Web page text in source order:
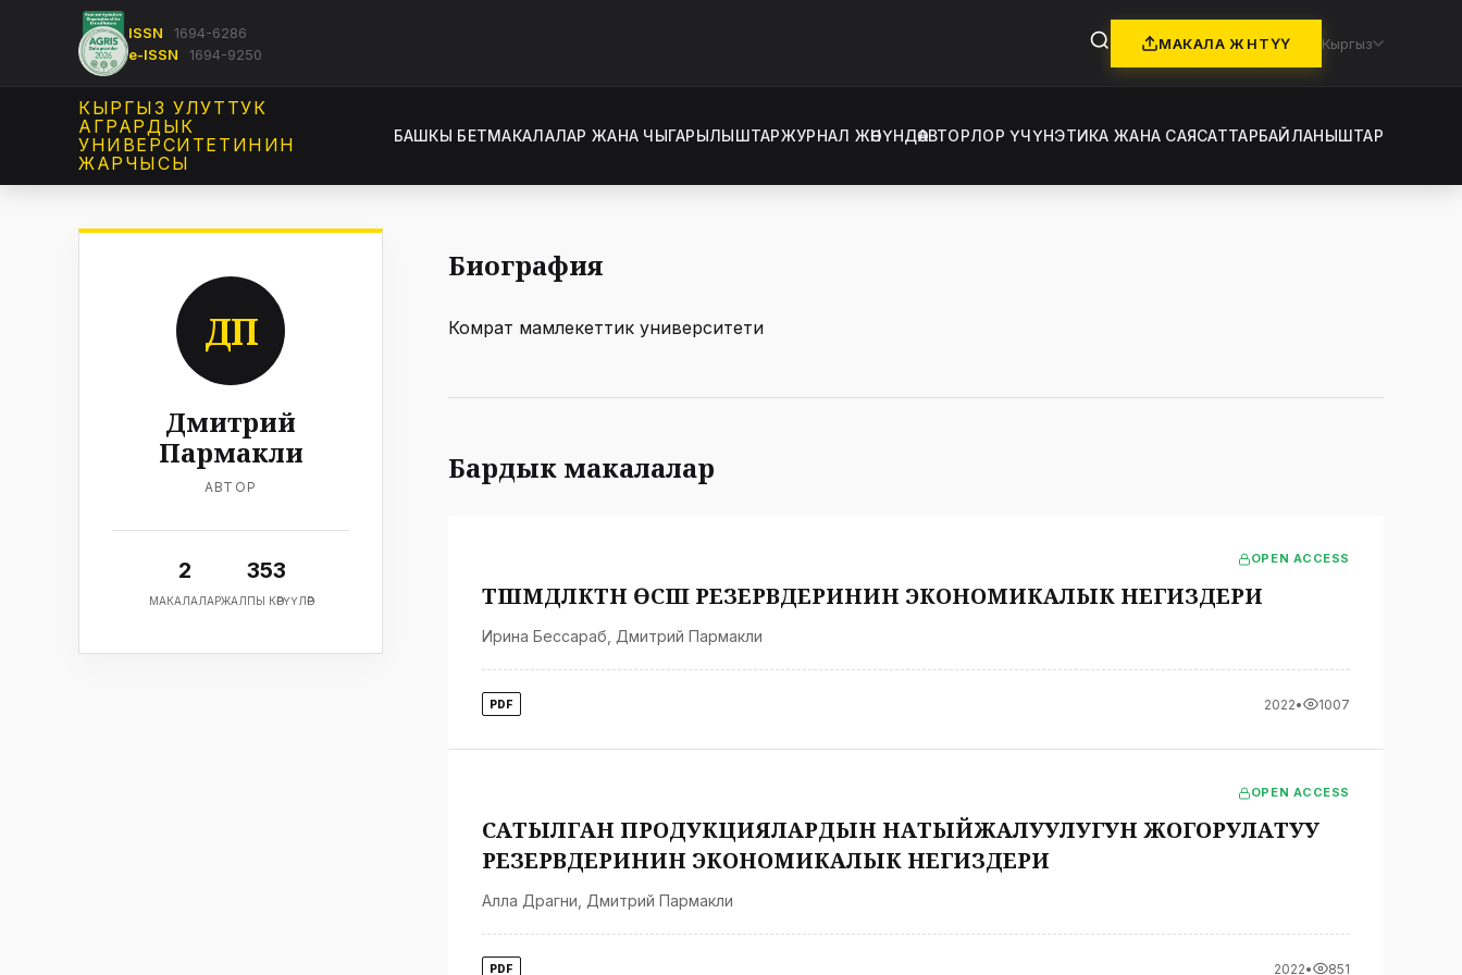
ISSN
1694-6286
e-ISSN
1694-9250
МАКАЛА ЖӨНӨТҮҮ Кыргыз
КЫРГЫЗ УЛУТТУК
АГРАРДЫК
УНИВЕРСИТЕТИНИН
ЖАРЧЫСЫ
БАШКЫ БЕТМАКАЛАЛАР ЖАНА ЧЫГАРЫЛЫШТАРЖУРНАЛ ЖӨНҮНДӨАВТОРЛОР ҮЧҮНЭТИКА ЖАНА САЯСАТТАРБАЙЛАНЫШТАР
ДП
Дмитрий
Пармакли
АВТОР
2
МАКАЛАЛАР
353
ЖАЛПЫ КӨРҮҮЛӨР
Биография
Комрат мамлекеттик университети
Бардык макалалар
OPEN ACCESS
ТҮШҮМДҮҮЛҮКТҮН ӨСҮШ РЕЗЕРВДЕРИНИН ЭКОНОМИКАЛЫК НЕГИЗДЕРИ
Ирина Бессараб Дмитрий Пармакли
PDF 2022• 1007
OPEN ACCESS
САТЫЛГАН ПРОДУКЦИЯЛАРДЫН НАТЫЙЖАЛУУЛУГУН ЖОГОРУЛАТУУ
РЕЗЕРВДЕРИНИН ЭКОНОМИКАЛЫК НЕГИЗДЕРИ
Алла Драгни Дмитрий Пармакли
PDF 2022• 851